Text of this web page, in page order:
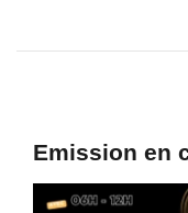
Emission en